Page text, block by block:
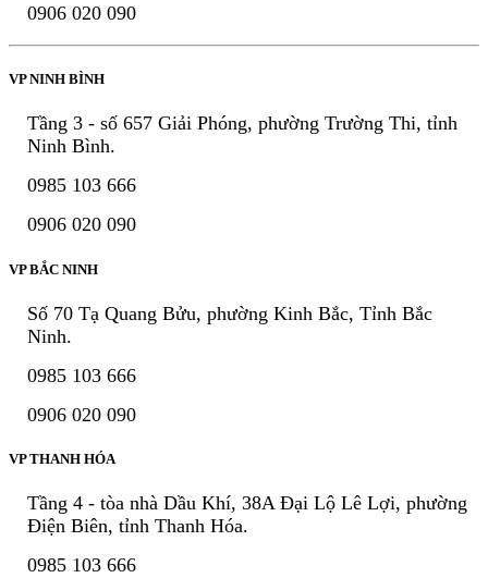
0906 020 090
VP NINH BÌNH
Tầng 3 - số 657 Giải Phóng, phường Trường Thi, tỉnh
Ninh Bình.
0985 103 666
0906 020 090
VP BẮC NINH
Số 70 Tạ Quang Bửu, phường Kinh Bắc, Tỉnh Bắc
Ninh.
0985 103 666
0906 020 090
VP THANH HÓA
Tầng 4 - tòa nhà Dầu Khí, 38A Đại Lộ Lê Lợi, phường
Điện Biên, tỉnh Thanh Hóa.
0985 103 666